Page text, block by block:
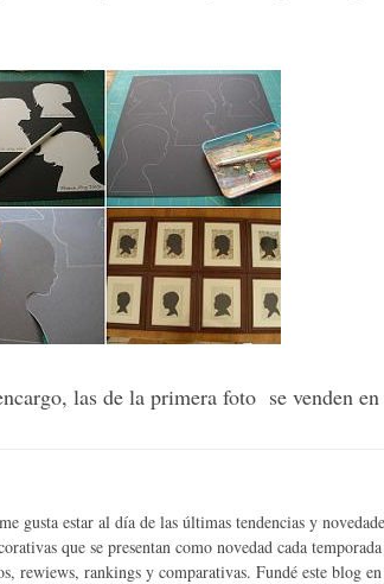
las de la primera foto se venden en
gusta estar al día de las últimas tendencias y
que se presentan como novedad cada
rewiews, rankings y comparativas. Fundé este blog